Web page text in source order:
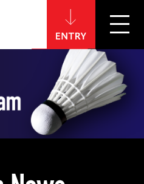
東海興業株式会社